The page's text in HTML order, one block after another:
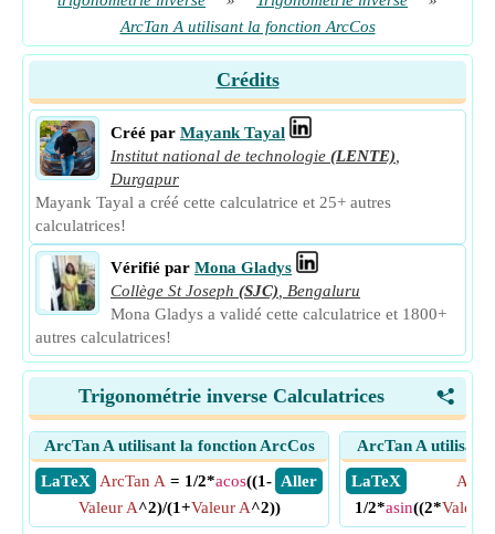
ArcTan A utilisant la fonction ArcCos
Crédits
Créé par Mayank Tayal
Institut national de technologie (LENTE)
Durgapur
Mayank Tayal a créé cette calculatrice et 25+ autres
calculatrices!
Vérifié par Mona Gladys
Collège St Joseph (SJC)
Bengaluru
Mona Gladys a validé cette calculatrice et 1800+
autres calculatrices!
<
Trigonométrie inverse Calculatrices
ArcTan A utilisant la fonction ArcCos
​ LaTeX
​ Aller
ArcTan A = 1/2*acos((1-
Valeur A^2)/(1+Valeur A^2))
ArcTan A utilisant
​ LaTeX
1/2*asin((2*Valeur